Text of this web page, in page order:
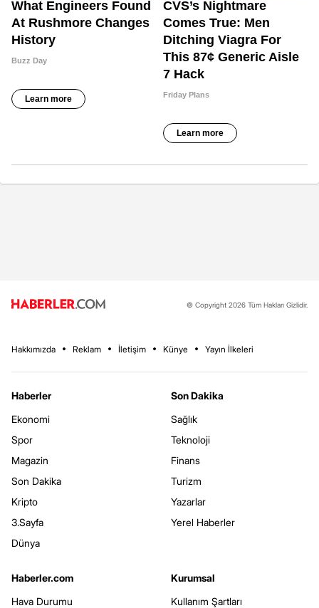
© Copyright 2026 Tüm Hakları Gizlidir.
Hakkımızda Reklam İletişim Künye Yayın İlkeleri
Haberler
Ekonomi
Spor
Magazin
Son Dakika
Kripto
3.Sayfa
Dünya
Son Dakika
Sağlık
Teknoloji
Finans
Turizm
Yazarlar
Yerel Haberler
Haberler.com
Hava Durumu
Kurumsal
Kullanım Şartları